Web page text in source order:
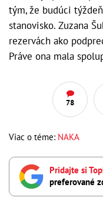
tým, že budúci
stanovisko. Zuzana
rezervách ako
Práve ona mala
78
Viac o téme: NAKA
Pridajte si
preferované